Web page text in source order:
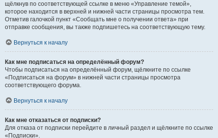
щёлкнув по соответствующей ссылке в меню «Управление темой»,
которое находится в верхней и нижней части страницы просмотра тем.
Отметив галочкой пункт «Сообщать мне о получении ответа» при
отправке сообщения, вы также подпишетесь на соответствующую тему.
Вернуться к началу
Как мне подписаться на определённый форум?
Чтобы подписаться на определённый форум, щёлкните по ссылке
«Подписаться на форум» в нижней части страницы просмотра
соответствующего форума.
Вернуться к началу
Как мне отказаться от подписки?
Для отказа от подписки перейдите в личный раздел и щёлкните по ссылке
«Подписки».